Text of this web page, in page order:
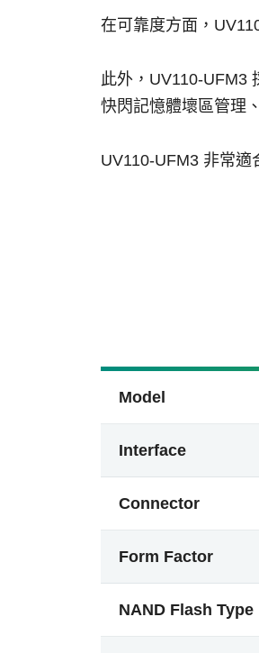
在可靠度方面，
此外，UV110-UFM3
快閃記憶體壞區管理
UV110-UFM3 非常適
Model
Interface
Connector
Form Factor
NAND Flash Type